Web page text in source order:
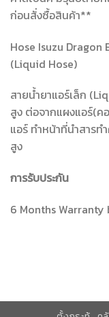
ก่อนสั่งซื้อสินค้า**
Hose Isuzu
(Liquid Hose)
สายน้ำยาแอร์เล็ก
สูง ต่อจากแผงแอร์(ค
แอร์ ทำหน้าที่นำสารท
สูง
การรับประกัน
6 Months Warranty